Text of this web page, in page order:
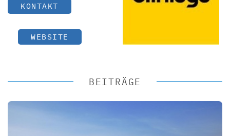
KONTAKT
WEBSITE
BEITRÄGE